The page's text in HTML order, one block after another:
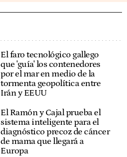
El faro tecnológico gallego
que 'guía' los contenedores
por el mar en medio de la
tormenta geopolítica entre
Irán y EEUU
El Ramón y Cajal prueba el
sistema inteligente para el
diagnóstico precoz de cáncer
de mama que llegará a
Europa